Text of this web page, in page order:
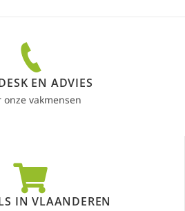
EN ADVIES
onze vakmensen
IN VLAANDEREN